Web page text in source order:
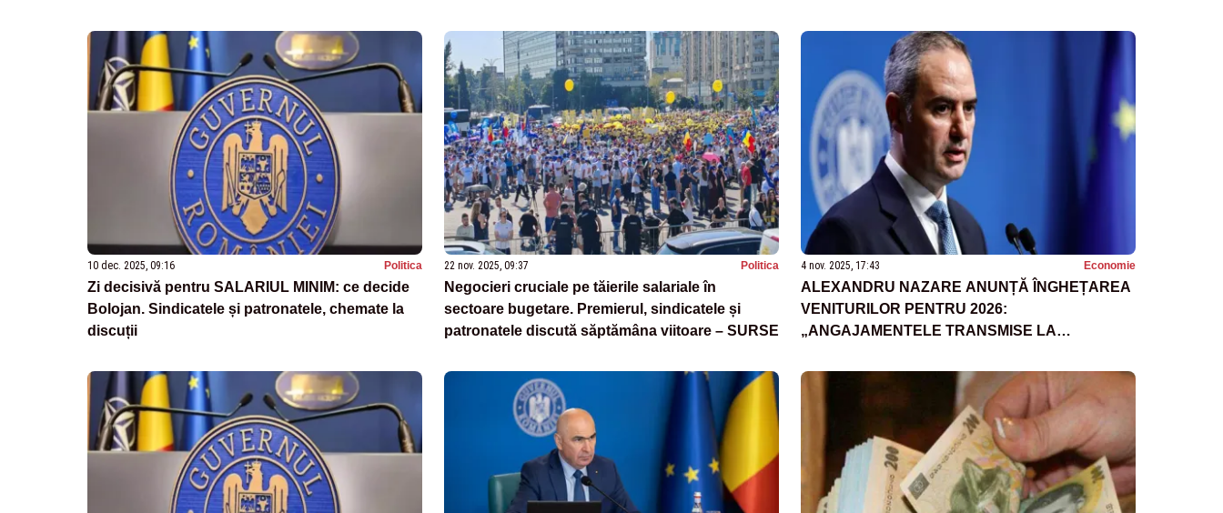
10 dec. 2025, 09:16 Politica
Zi decisivă pentru SALARIUL MINIM: ce decide
Bolojan. Sindicatele și patronatele, chemate la
discuții
22 nov. 2025, 09:37 Politica
Negocieri cruciale pe tăierile salariale în
sectoare bugetare. Premierul, sindicatele și
patronatele discută săptămâna viitoare – SURSE
4 nov. 2025, 17:43 Economie
ALEXANDRU NAZARE ANUNȚĂ ÎNGHEȚAREA
VENITURILOR PENTRU 2026:
„ANGAJAMENTELE TRANSMISE LA